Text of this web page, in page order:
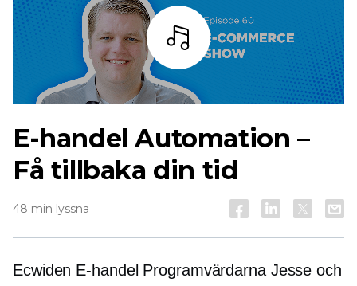
Lyssna
E-handel Automation –
Få tillbaka din tid
48 min lyssna
Ecwiden E-handel Programvärdarna Jesse och